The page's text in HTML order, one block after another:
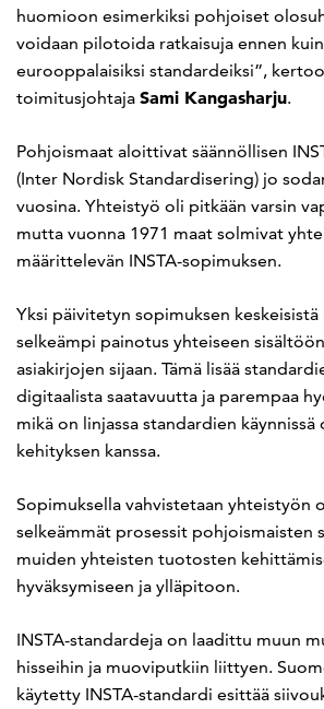
huomioon esimerkiksi pohjoiset
voidaan pilotoida ratkaisuja ennen
eurooppalaisiksi standardeiksi”, kertoo
toimitusjohtaja Sami Kangasharju.
Pohjoismaat aloittivat säännöllisen
(Inter Nordisk Standardisering) jo
vuosina. Yhteistyö oli pitkään varsin
mutta vuonna 1971 maat solmivat
määrittelevän INSTA-sopimuksen.
Yksi päivitetyn sopimuksen
selkeämpi painotus yhteiseen
asiakirjojen sijaan. Tämä lisää
digitaalista saatavuutta ja parempaa
mikä on linjassa standardien
kehityksen kanssa.
Sopimuksella vahvistetaan yhteistyön
selkeämmät prosessit pohjoismaisten
muiden yhteisten tuotosten
hyväksymiseen ja ylläpitoon.
INSTA-standardeja on laadittu muun
hisseihin ja muoviputkiin liittyen.
käytetty INSTA-standardi esittää